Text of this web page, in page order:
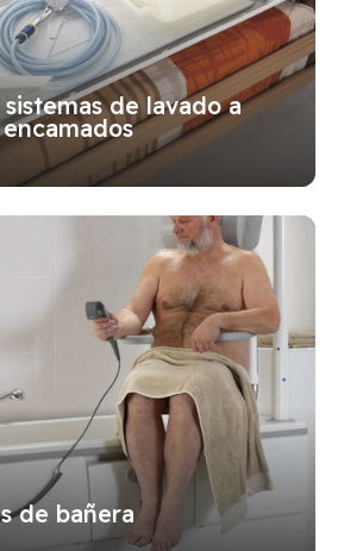
sistemas de lavado a
de bañera